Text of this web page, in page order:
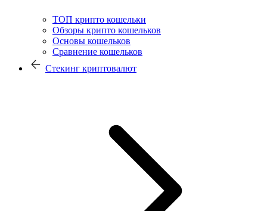
ТОП крипто кошельки
Обзоры крипто кошельков
Основы кошельков
Сравнение кошельков
Стекинг криптовалют